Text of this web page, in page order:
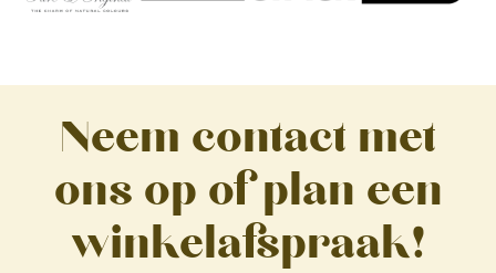
Neem contact met
ons op of plan een
winkelafspraak!